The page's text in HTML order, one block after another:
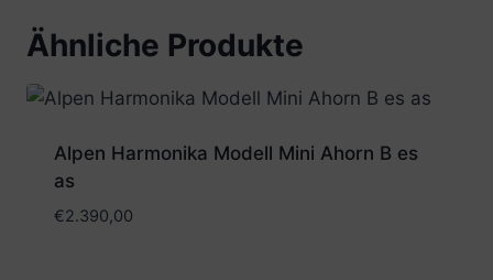
Ähnliche Produkte
Alpen Harmonika Modell Mini Ahorn B es
as
€2.390,00